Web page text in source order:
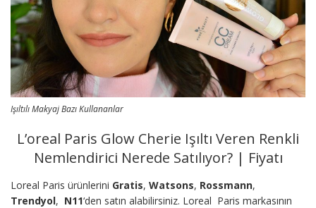
Işıltılı Makyaj Bazı Kullananlar
L’oreal Paris Glow Cherie Işıltı Veren Renkli
Nemlendirici Nerede Satılıyor? | Fiyatı
Loreal Paris ürünlerini Gratis, Watsons, Rossmann,
Trendyol, N11‘den satın alabilirsiniz. Loreal Paris markasının